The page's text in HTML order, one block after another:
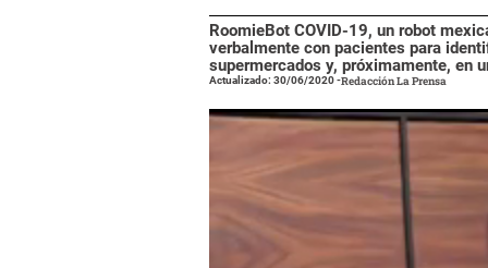
RoomieBot COVID-19, un robot
verbalmente con pacientes para
supermercados y, próximamente, en
Actualizado: 30/06/2020-Redacción La Prensa